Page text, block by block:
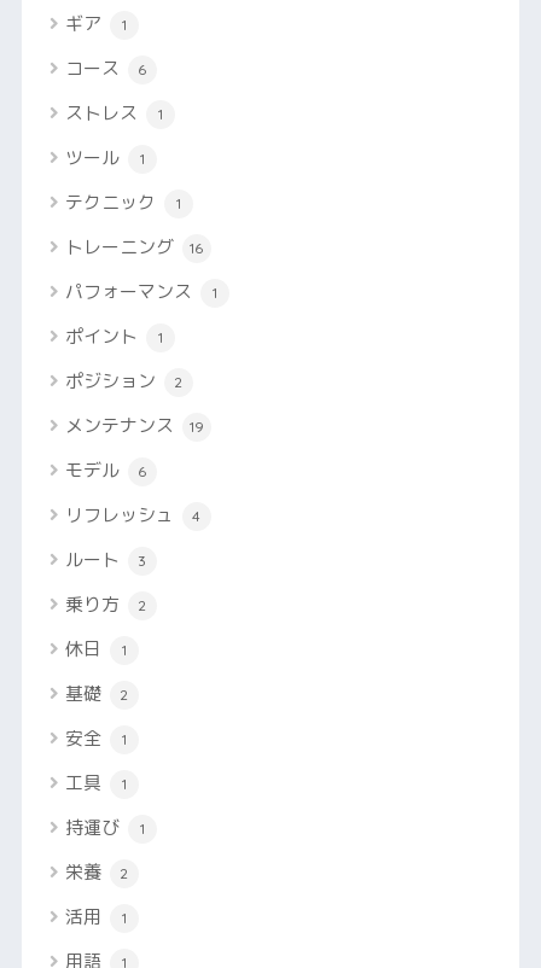
ギア 1
コース 6
ストレス 1
ツール 1
テクニック 1
トレーニング 16
パフォーマンス 1
ポイント 1
ポジション 2
メンテナンス 19
モデル 6
リフレッシュ 4
ルート 3
乗り方 2
休日 1
基礎 2
安全 1
工具 1
持運び 1
栄養 2
活用 1
用語 1